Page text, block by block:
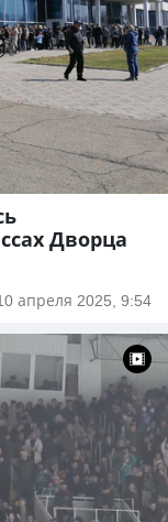
Дворца
апреля 2025, 9:54